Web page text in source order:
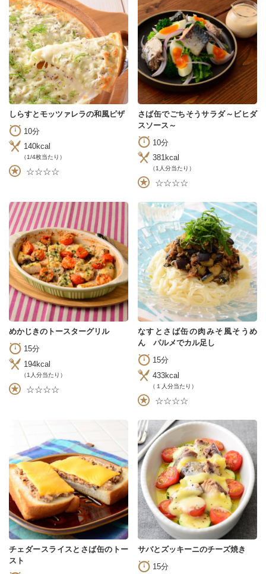
しらすとモッツァレラの和風ピザ
10分
140kcal
（1/4枚当たり）
☆☆☆☆
さば缶でごちそうサラダ～ビヒダ
スソース～
10分
381kcal
（1人分当たり）
☆☆☆☆
めかじきのトースターグリル
15分
194kcal
（1人分当たり）
☆☆☆☆
なすとさば缶の肉みそ風そうめ
ん パルメでカル足し
15分
433kcal
（１人分当たり）
☆☆☆☆
チェダースライスとさば缶のトー
スト
サバとズッキーニのチーズ焼き
15分